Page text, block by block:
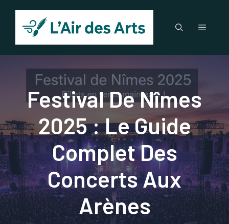
contenu
Menu
Festival De Nîmes
2025 : Le Guide
Complet Des
Concerts Aux
Arènes